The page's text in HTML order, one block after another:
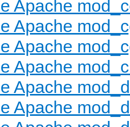
Apache
Apache
Apache
Apache
Apache
Apache